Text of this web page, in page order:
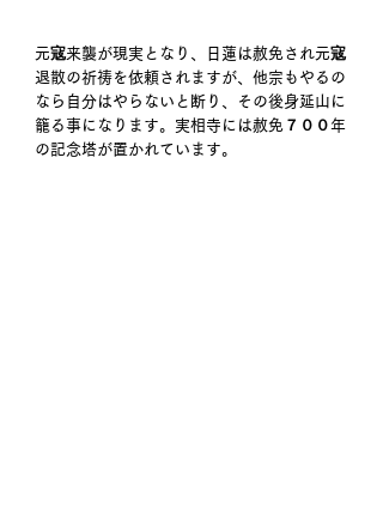
元寇来襲が現実となり、日蓮は赦免され元寇
退散の祈祷を依頼されますが、他宗もやるの
なら自分はやらないと断り、その後身延山に
籠る事になります。実相寺には赦免７００年
の記念塔が置かれています。